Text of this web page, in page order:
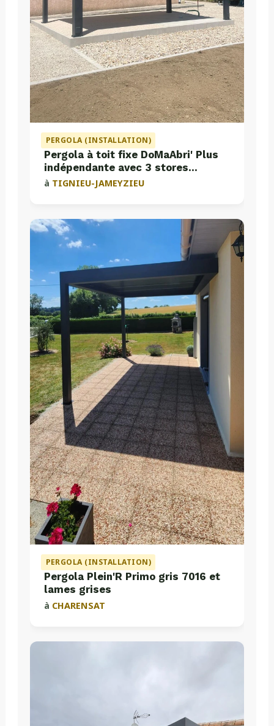
PERGOLA (INSTALLATION)
Pergola à toit fixe DoMaAbri' Plus
indépendante avec 3 stores
intégrés
à TIGNIEU-JAMEYZIEU
PERGOLA (INSTALLATION)
Pergola Plein'R Primo gris 7016 et
lames grises
à CHARENSAT